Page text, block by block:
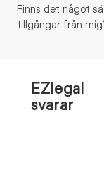
Finns det något
tillgångar från
EZlegal
svarar